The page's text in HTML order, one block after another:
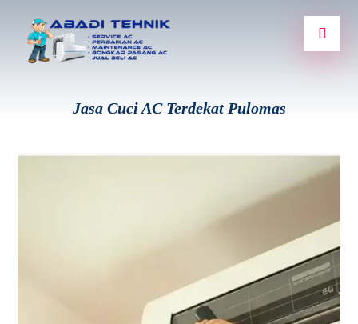
Jasa Cuci AC Terdekat Pulomas